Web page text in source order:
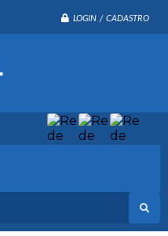
LOGIN / CADASTRO